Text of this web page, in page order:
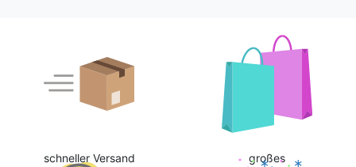
schneller Versand
großes